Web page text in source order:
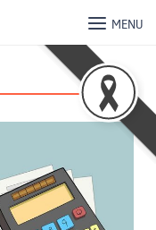
MENU